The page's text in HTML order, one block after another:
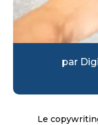
par
Le